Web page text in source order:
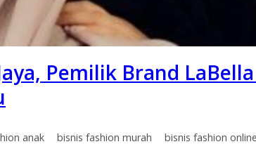
Pemilik Brand
anak bisnis fashion murah bisnis fashion online